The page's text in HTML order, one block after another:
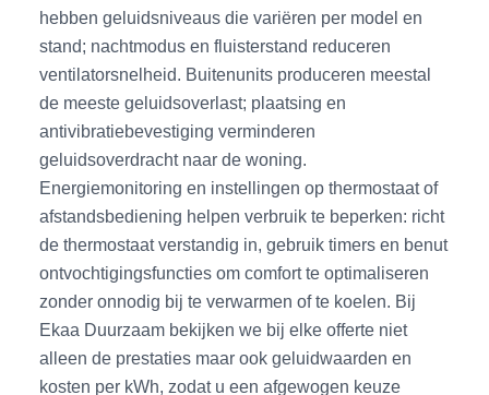
hebben geluidsniveaus die variëren per model en
stand; nachtmodus en fluisterstand reduceren
ventilatorsnelheid. Buitenunits produceren meestal
de meeste geluidsoverlast; plaatsing en
antivibratiebevestiging verminderen
geluidsoverdracht naar de woning.
Energiemonitoring en instellingen op thermostaat of
afstandsbediening helpen verbruik te beperken: richt
de thermostaat verstandig in, gebruik timers en benut
ontvochtigingsfuncties om comfort te optimaliseren
zonder onnodig bij te verwarmen of te koelen. Bij
Ekaa Duurzaam bekijken we bij elke offerte niet
alleen de prestaties maar ook geluidwaarden en
kosten per kWh, zodat u een afgewogen keuze